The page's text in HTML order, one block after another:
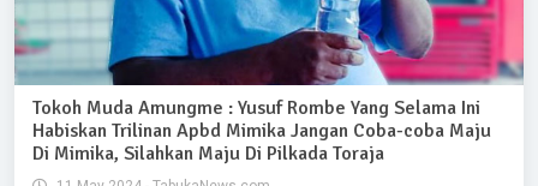
Tokoh Muda Amungme : Yusuf Rombe Yang Selama Ini
Habiskan Trilinan Apbd Mimika Jangan Coba-coba Maju
Di Mimika, Silahkan Maju Di Pilkada Toraja